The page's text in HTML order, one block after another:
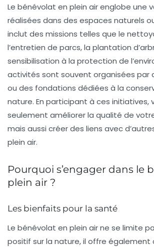
Le bénévolat en plein air englobe une
réalisées dans des espaces naturels
inclut des missions telles que le
l’entretien de parcs, la plantation
sensibilisation à la protection de
activités sont souvent organisées par
ou des fondations dédiées à la
nature. En participant à ces initiatives,
seulement améliorer la qualité de
mais aussi créer des liens avec
plein air.
Pourquoi s’engager dans le
plein air ?
Les bienfaits pour la santé
Le bénévolat en plein air ne se limite
positif sur la nature, il offre également